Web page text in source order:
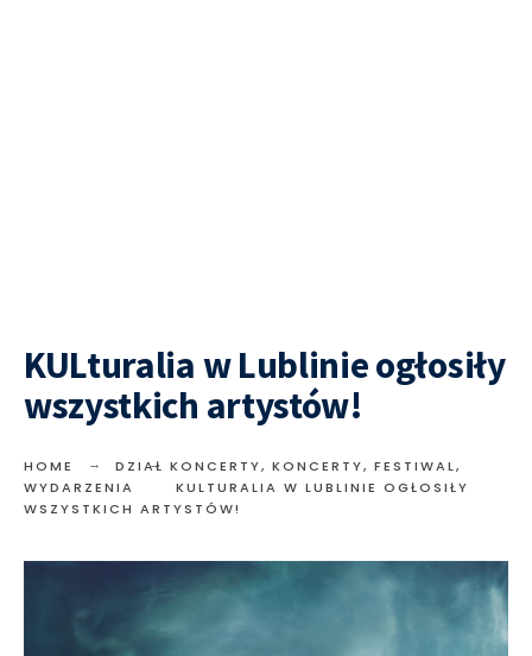
KULturalia w Lublinie ogłosiły
wszystkich artystów!
HOME DZIAŁ KONCERTY, KONCERTY, FESTIWAL,
WYDARZENIA
KULTURALIA W LUBLINIE OGŁOSIŁY
WSZYSTKICH ARTYSTÓW!